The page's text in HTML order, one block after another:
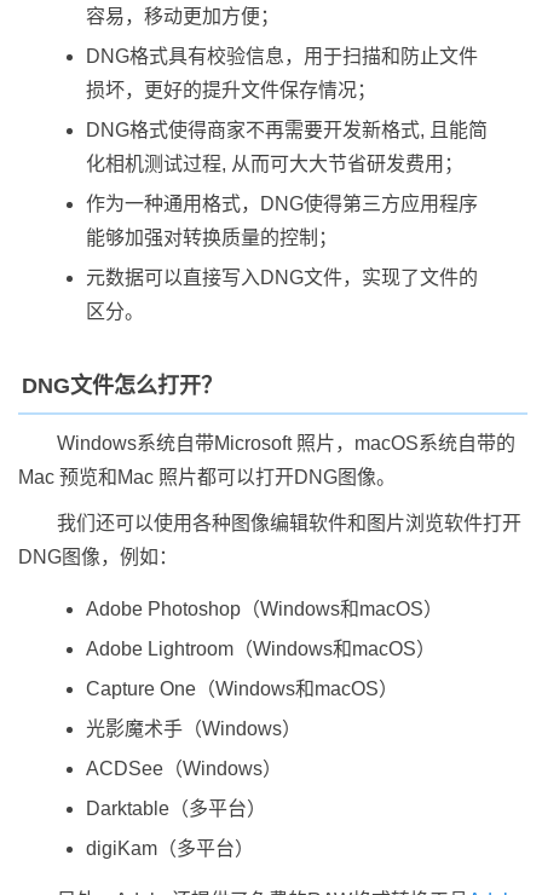
容易，移动更加方便；
DNG格式具有校验信息，用于扫描和防止文件
损坏，更好的提升文件保存情况；
DNG格式使得商家不再需要开发新格式, 且能简
化相机测试过程, 从而可大大节省研发费用；
作为一种通用格式，DNG使得第三方应用程序
能够加强对转换质量的控制；
元数据可以直接写入DNG文件，实现了文件的
区分。
DNG文件怎么打开？
Windows系统自带Microsoft 照片，macOS系统自带的
Mac 预览和Mac 照片都可以打开DNG图像。
我们还可以使用各种图像编辑软件和图片浏览软件打开
DNG图像，例如：
Adobe Photoshop（Windows和macOS）
Adobe Lightroom（Windows和macOS）
Capture One（Windows和macOS）
光影魔术手（Windows）
ACDSee（Windows）
Darktable（多平台）
digiKam（多平台）